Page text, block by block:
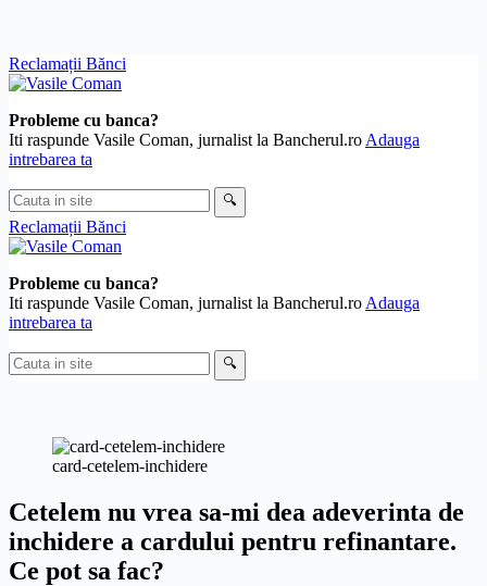
Skip
to
Reclamații Bănci
Probleme cu banca?
Iti raspunde Vasile Coman, jurnalist la Bancherul.ro Adauga
intrebarea ta
Cauta
in
site
🔍
Reclamații Bănci
Probleme cu banca?
Iti raspunde Vasile Coman, jurnalist la Bancherul.ro Adauga
intrebarea ta
Cauta
in
🔍
card-cetelem-inchidere
Cetelem nu vrea sa-mi dea adeverinta de
inchidere a cardului pentru refinantare.
Ce pot sa fac?